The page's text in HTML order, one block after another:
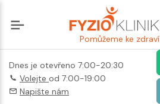
Pomůžeme ke zdraví
Dnes je otevřeno 7:00-20:30
Volejte od 7:00-19:00
Napište nám